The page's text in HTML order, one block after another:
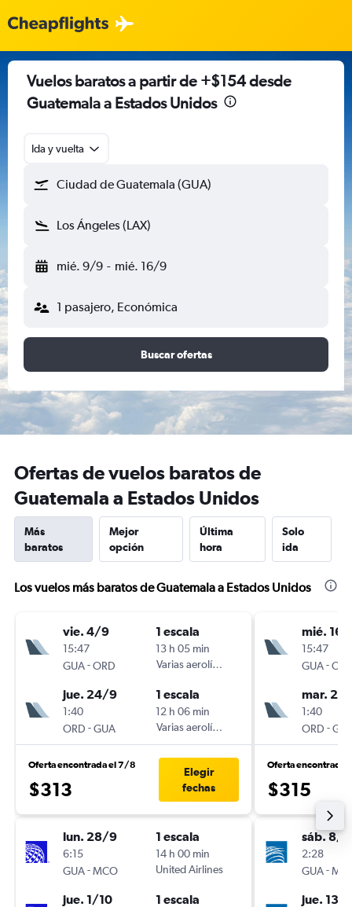
Vuelos baratos a partir de +$154 desde
Guatemala a Estados Unidos
Ida y vuelta
Ciudad de Guatemala (GUA)
Los Ángeles (LAX)
mié. 9/9 - mié. 16/9
1 pasajero, Económica
Buscar ofertas
Ofertas de vuelos baratos de
Guatemala a Estados Unidos
Más
baratos
Mejor
opción
Última
hora
Solo
ida
Los vuelos más baratos de Guatemala a Estados Unidos
vie. 4/9
15:47
GUA-ORD
1 escala
13 h 05 min
Varias aerolíneas
jue. 24/9
1:40
ORD -GUA
1 escala
12 h 06 min
Varias aerolíneas
Oferta encontrada el 7/8
$313
Elegir
fechas
lun. 28/9
6:15
GUA-MCO
1 escala
14 h 00 min
United Airlines
jue. 1/10 1 escala
mié.
15:47
GUA-
mar.
1:40
ORD -
Oferta encontrada
$315
sáb. 8/8
2:28
GUA-
jue. 13/